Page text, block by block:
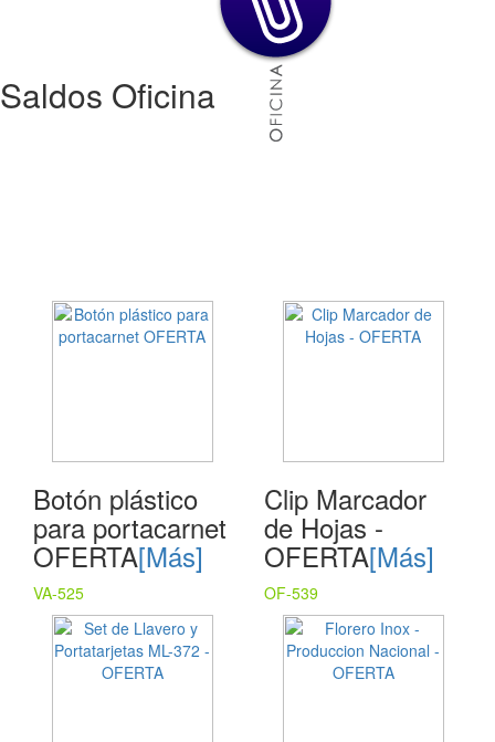
Saldos Oficina
Botón plástico
para portacarnet
OFERTA[Más]
VA-525
Clip Marcador
de Hojas -
OFERTA[Más]
OF-539